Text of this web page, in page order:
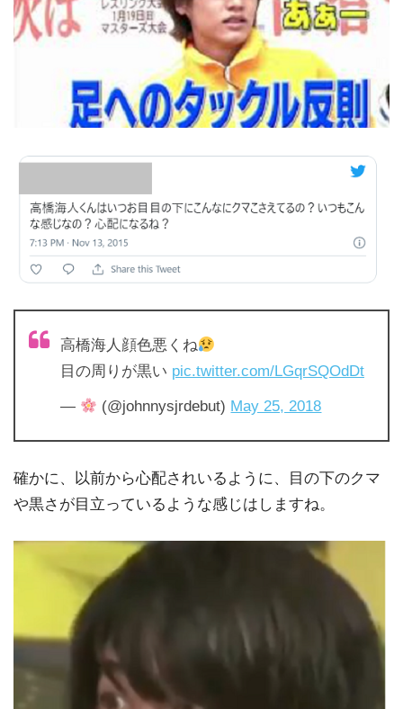
高橋海人顔色悪くね
目の周りが黒い pic.twitter.com/LGqrSQOdDt
— (@johnnysjrdebut) May 25, 2018
確かに、以前から心配されいるように、目の下のクマ
や黒さが目立っているような感じはしますね。